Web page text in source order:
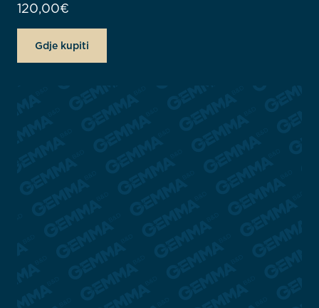
120,00€
Gdje kupiti